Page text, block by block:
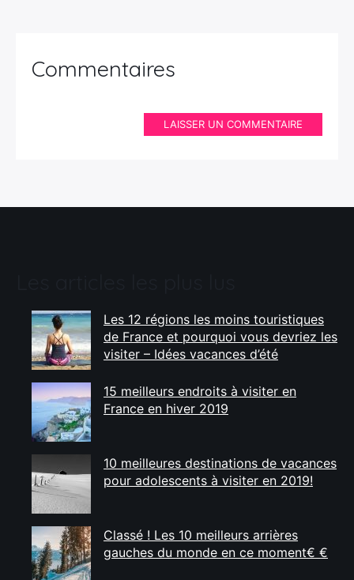
Commentaires
LAISSER UN COMMENTAIRE
Les 12 régions les moins touristiques
de France et pourquoi vous devriez les
visiter – Idées vacances d’été
15 meilleurs endroits à visiter en
France en hiver 2019
10 meilleures destinations de vacances
pour adolescents à visiter en 2019!
Classé ! Les 10 meilleurs arrières
gauches du monde en ce moment€ €